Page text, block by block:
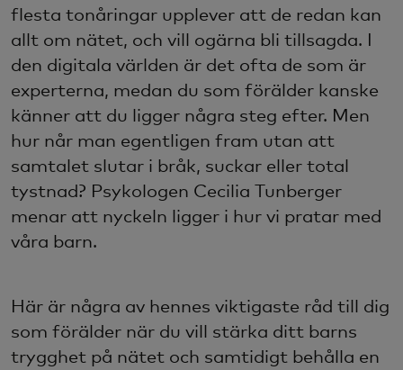
flesta tonåringar upplever att de redan kan
allt om nätet, och vill ogärna bli tillsagda. I
den digitala världen är det ofta de som är
experterna, medan du som förälder kanske
känner att du ligger några steg efter. Men
hur når man egentligen fram utan att
samtalet slutar i bråk, suckar eller total
tystnad? Psykologen Cecilia Tunberger
menar att nyckeln ligger i hur vi pratar med
våra barn.
Här är några av hennes viktigaste råd till dig
som förälder när du vill stärka ditt barns
trygghet på nätet och samtidigt behålla en